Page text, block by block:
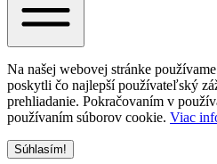
Na našej webovej stránke
poskytli čo najlepší používateľský
prehliadanie. Pokračovaním v
používaním súborov cookie. Viac
Súhlasím!